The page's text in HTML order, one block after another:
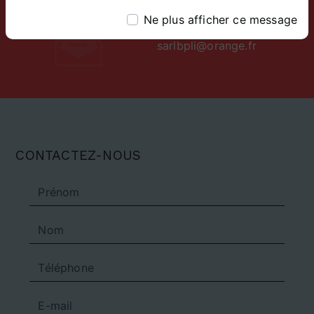
Ne plus afficher ce message
E-mail
sarlbpli@orange.fr
CONTACTEZ-NOUS